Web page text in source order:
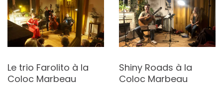
Le trio Farolito à la
Coloc Marbeau
Shiny Roads à la
Coloc Marbeau